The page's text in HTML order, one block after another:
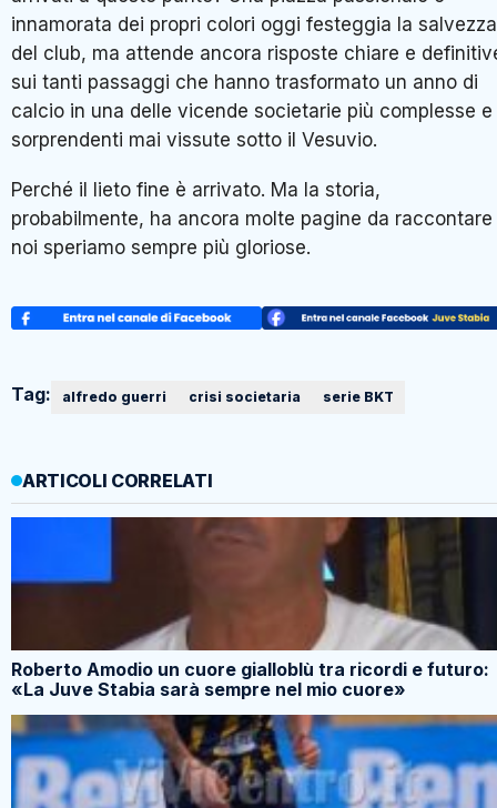
innamorata dei propri colori oggi festeggia la salvezza
del club, ma attende ancora risposte chiare e
sui tanti passaggi che hanno trasformato un anno di
calcio in una delle vicende societarie più complesse e
sorprendenti mai vissute sotto il Vesuvio.
Perché il lieto fine è arrivato. Ma la storia,
probabilmente, ha ancora molte pagine da raccontare
noi speriamo sempre più gloriose.
Tag: alfredo guerri crisi societaria serie BKT
ARTICOLI CORRELATI
Roberto Amodio un cuore gialloblù tra ricordi e futuro:
«La Juve Stabia sarà sempre nel mio cuore»